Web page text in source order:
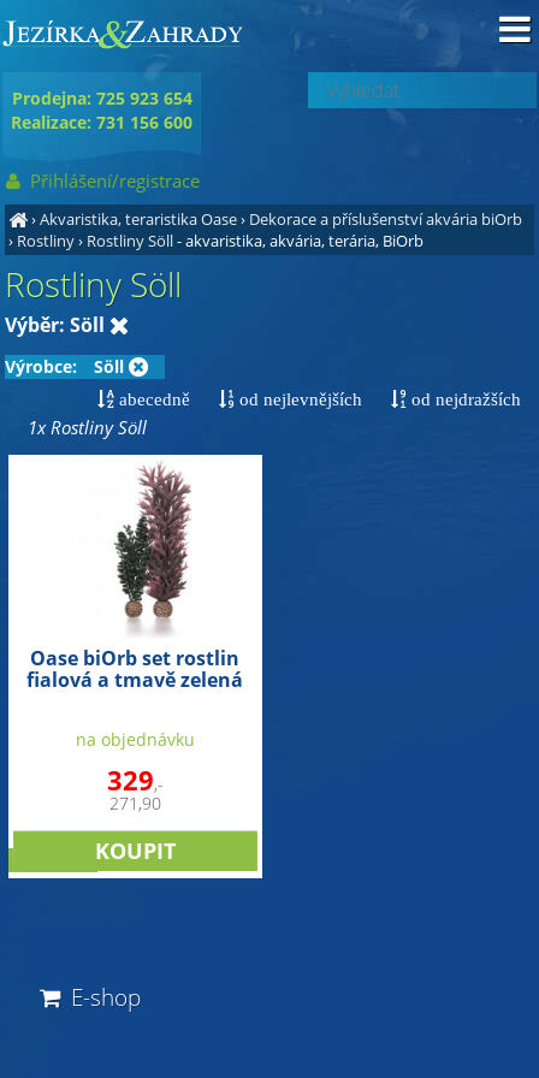
›Akvaristika, teraristika Oase› Dekorace a příslušenství akvária biOrb
› Rostliny› Rostliny Söll- akvaristika, akvária, terária, BiOrb
Rostliny Söll
Výběr: Söll
Výrobce: Söll
abecedně od nejlevnějších od nejdražších
1x Rostliny Söll
Oase biOrb set rostlin
fialová a tmavě zelená
na objednávku
329,-
271,90
E-shop
Prodejna: 725 923 654
Realizace: 731 156 600
Přihlášení/registrace